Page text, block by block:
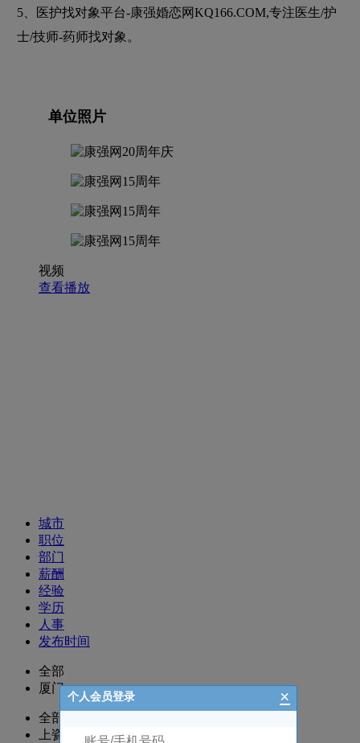
5、医护找对象平台-康强婚恋网KQ166.COM,专注医生/护
士/技师-药师找对象。
单位照片
视频
查看播放
城市
职位
部门
薪酬
经验
学历
人事
发布时间
全部
厦门
全部
上瓷部
个人会员登录 ×